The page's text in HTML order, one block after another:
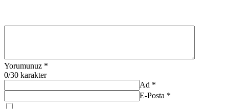
Yorumunuz *
0/30 karakter
Ad *
E-Posta *